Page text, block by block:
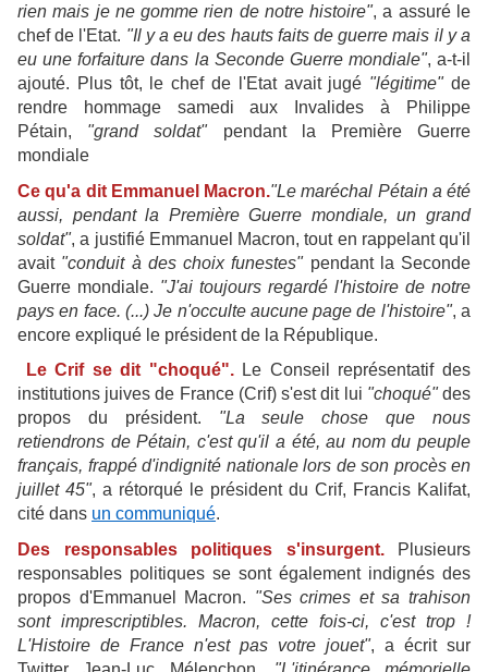
rien mais je ne gomme rien de notre histoire", a assuré le
chef de l'Etat. "Il y a eu des hauts faits de guerre mais il y a
eu une forfaiture dans la Seconde Guerre mondiale", a-t-il
ajouté. Plus tôt, le chef de l'Etat avait jugé "légitime"de
rendre hommage samedi aux Invalides à Philippe
Pétain, "grand soldat"pendant la Première Guerre
mondiale
Ce qu'a dit Emmanuel Macron."Le maréchal Pétain a été
aussi, pendant la Première Guerre mondiale, un grand
soldat", a justifié Emmanuel Macron, tout en rappelant qu'il
avait "conduit à des choix funestes" pendant la Seconde
Guerre mondiale. "J'ai toujours regardé l'histoire de notre
pays en face. (...) Je n'occulte aucune page de l'histoire", a
encore expliqué le président de la République.
Le Crif se dit "choqué".
Le Conseil représentatif des
institutions juives de France (Crif) s'est dit lui "choqué" des
propos du président. "La seule chose que nous
retiendrons de Pétain, c'est qu'il a été, au nom du peuple
français, frappé d'indignité nationale lors de son procès en
juillet 45", a rétorqué le président du Crif, Francis Kalifat,
cité dans un communiqué.
Des responsables politiques s'insurgent.
Plusieurs
responsables politiques se sont également indignés des
propos d'Emmanuel Macron. "Ses crimes et sa trahison
sont imprescriptibles. Macron, cette fois-ci, c'est trop !
L'Histoire de France n'est pas votre jouet", a écrit sur